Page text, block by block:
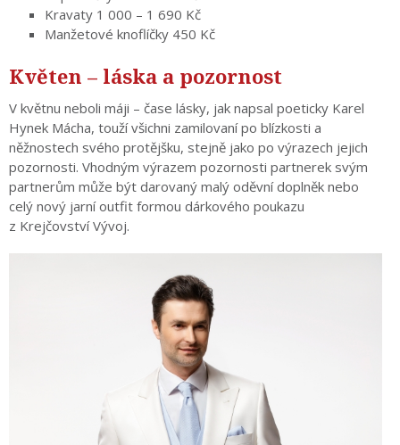
Kravaty 1 000 – 1 690 Kč
Manžetové knoflíčky 450 Kč
Květen – láska a pozornost
V květnu neboli máji – čase lásky, jak napsal poeticky Karel
Hynek Mácha, touží všichni zamilovaní po blízkosti a
něžnostech svého protějšku, stejně jako po výrazech jejich
pozornosti. Vhodným výrazem pozornosti partnerek svým
partnerům může být darovaný malý oděvní doplněk nebo
celý nový jarní outfit formou dárkového poukazu
z Krejčovství Vývoj.